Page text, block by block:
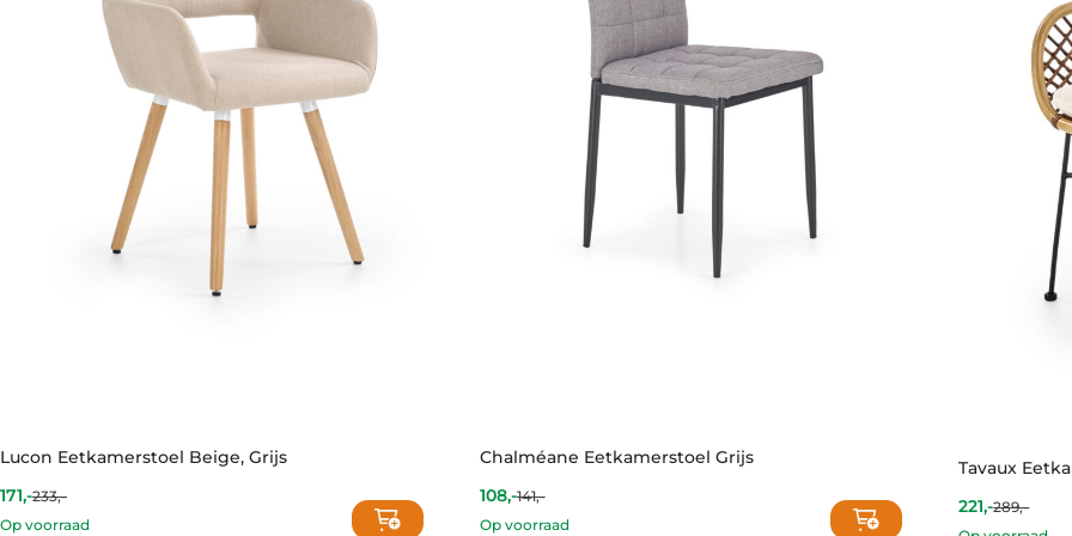
Lucon Eetkamerstoel Beige, Grijs
233,-
171,-
Op voorraad
Chalméane Eetkamerstoel Grijs
108,-
Current
price
141,-
Original
price
Op voorraad
Tavaux
221,-
Current
289,-
Original